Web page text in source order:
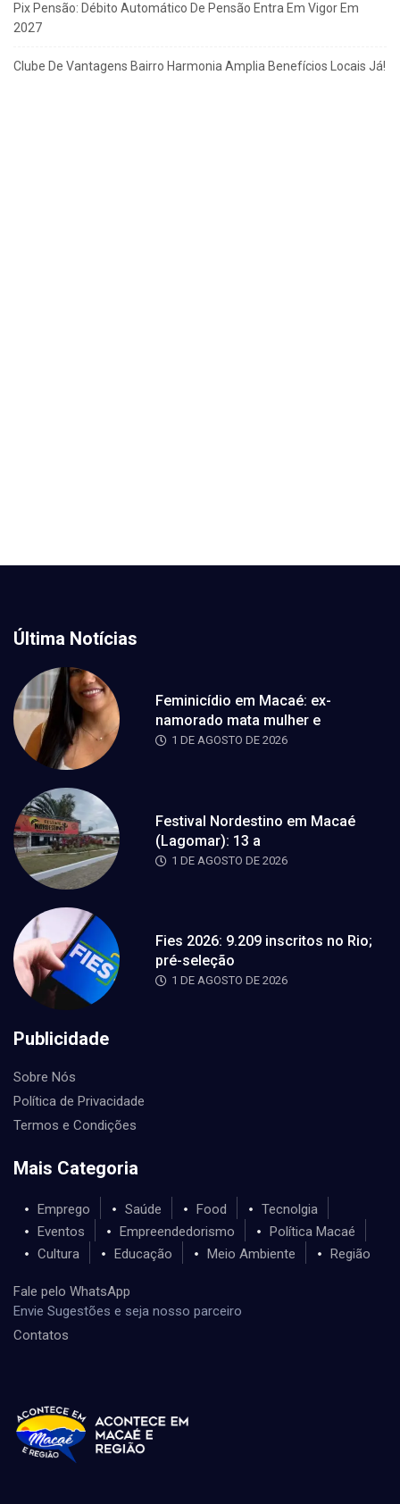
Pix Pensão: Débito Automático De Pensão Entra Em Vigor Em
2027
Clube De Vantagens Bairro Harmonia Amplia Benefícios Locais Já!
Última Notícias
Feminicídio em Macaé: ex-
namorado mata mulher e
1 DE AGOSTO DE 2026
Festival Nordestino em Macaé
(Lagomar): 13 a
1 DE AGOSTO DE 2026
Fies 2026: 9.209 inscritos no Rio;
pré-seleção
1 DE AGOSTO DE 2026
Publicidade
Sobre Nós
Política de Privacidade
Termos e Condições
Mais Categoria
Emprego Saúde Food
Tecnolgia
Eventos
Empreendedorismo
Política Macaé
Cultura
Educação Meio Ambiente Região
Fale pelo WhatsApp
Envie Sugestões e seja nosso parceiro
Contatos